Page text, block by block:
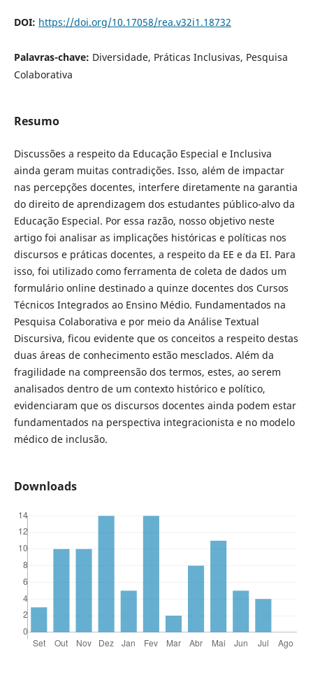
DOI: https://doi.org/10.17058/rea.v32i1.18732
Palavras-chave: Diversidade, Práticas Inclusivas, Pesquisa
Colaborativa
Resumo
Discussões a respeito da Educação Especial e Inclusiva
ainda geram muitas contradições. Isso, além de impactar
nas percepções docentes, interfere diretamente na garantia
do direito de aprendizagem dos estudantes público-alvo da
Educação Especial. Por essa razão, nosso objetivo neste
artigo foi analisar as implicações históricas e políticas nos
discursos e práticas docentes, a respeito da EE e da EI. Para
isso, foi utilizado como ferramenta de coleta de dados um
formulário online destinado a quinze docentes dos Cursos
Técnicos Integrados ao Ensino Médio. Fundamentados na
Pesquisa Colaborativa e por meio da Análise Textual
Discursiva, ficou evidente que os conceitos a respeito destas
duas áreas de conhecimento estão mesclados. Além da
fragilidade na compreensão dos termos, estes, ao serem
analisados dentro de um contexto histórico e político,
evidenciaram que os discursos docentes ainda podem estar
fundamentados na perspectiva integracionista e no modelo
médico de inclusão.
Downloads